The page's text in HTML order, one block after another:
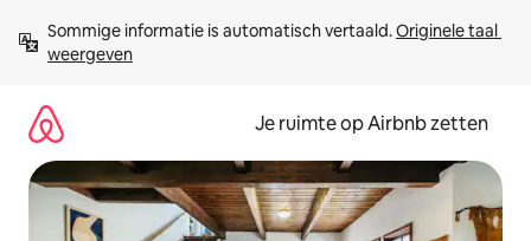
direct
naar
Sommige informatie is automatisch vertaald. Originele taal
weergeven
Je ruimte op Airbnb zetten